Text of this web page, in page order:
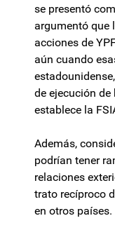
se presentó
argumentó que
acciones de
aún cuando
de ejecución de
establece la
Además,
podrían tener
relaciones
trato recíproco
en otros países.